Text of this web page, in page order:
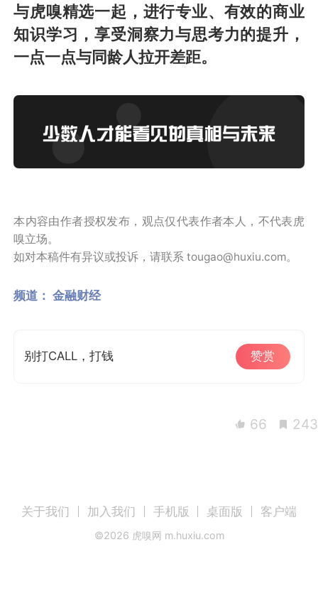
与虎嗅精选一起，进行专业、有效的商业
知识学习，享受洞察力与思考力的提升，
一点一点与同龄人拉开差距。
本内容由作者授权发布，观点仅代表作者本人，不代表虎
嗅立场。
如对本稿件有异议或投诉，请联系 tougao@huxiu.com。
频道： 金融财经
别打CALL，打钱 赞赏
66 243
关于我们 加入我们 手机版 桌面版 客户端
©2026 虎嗅网 m.huxiu.com